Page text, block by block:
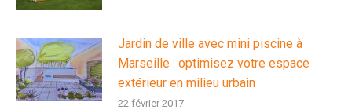
Jardin de ville avec mini piscine à
Marseille : optimisez votre espace
extérieur en milieu urbain
22 février 2017